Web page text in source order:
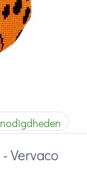
Vervaco